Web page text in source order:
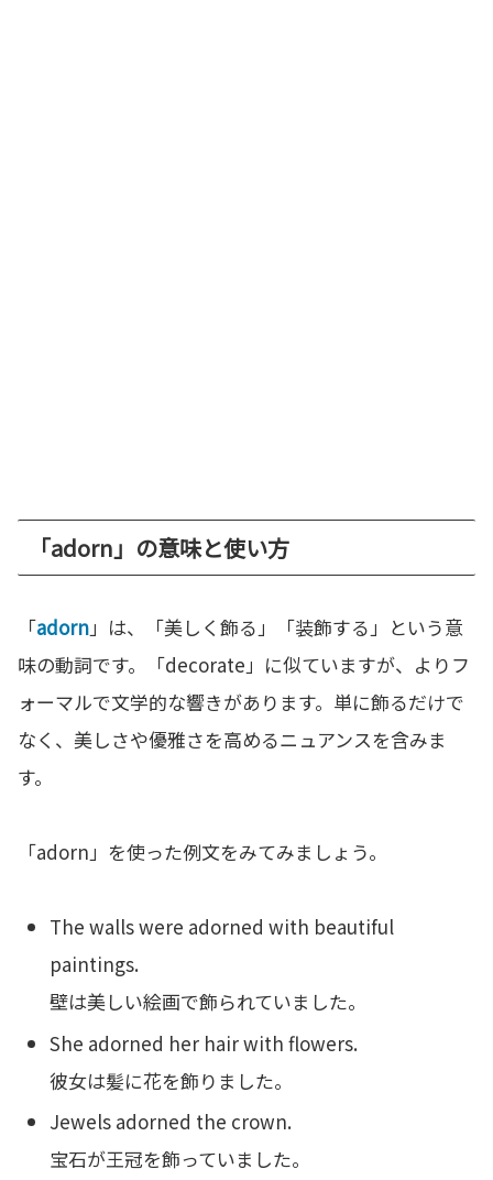
「adorn」の意味と使い方
「adorn」は、「美しく飾る」「装飾する」という意
味の動詞です。「decorate」に似ていますが、よりフ
ォーマルで文学的な響きがあります。単に飾るだけで
なく、美しさや優雅さを高めるニュアンスを含みま
す。
「adorn」を使った例文をみてみましょう。
The walls were adorned with beautiful
paintings.
壁は美しい絵画で飾られていました。
She adorned her hair with flowers.
彼女は髪に花を飾りました。
Jewels adorned the crown.
宝石が王冠を飾っていました。